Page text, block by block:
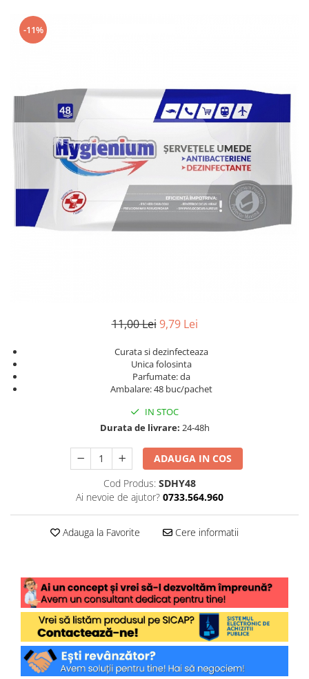
Intretinere masina de spalat
Insecticide si Capcane
Solutii desfundat tevi
-11%
11,00 Lei 9,79 Lei
Curata si dezinfecteaza
Unica folosinta
Parfumate: da
Ambalare: 48 buc/pachet
IN STOC
Durata de livrare: 24-48h
ADAUGA IN COS
Cod Produs: SDHY48
Ai nevoie de ajutor? 0733.564.960
Adauga la Favorite Cere informatii